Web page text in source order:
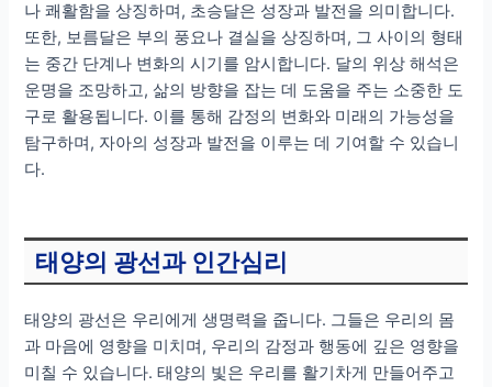
나 쾌활함을 상징하며, 초승달은 성장과 발전을 의미합니다.
또한, 보름달은 부의 풍요나 결실을 상징하며, 그 사이의 형태
는 중간 단계나 변화의 시기를 암시합니다. 달의 위상 해석은
운명을 조망하고, 삶의 방향을 잡는 데 도움을 주는 소중한 도
구로 활용됩니다. 이를 통해 감정의 변화와 미래의 가능성을
탐구하며, 자아의 성장과 발전을 이루는 데 기여할 수 있습니
다.
태양의 광선과 인간심리
태양의 광선은 우리에게 생명력을 줍니다. 그들은 우리의 몸
과 마음에 영향을 미치며, 우리의 감정과 행동에 깊은 영향을
미칠 수 있습니다. 태양의 빛은 우리를 활기차게 만들어주고